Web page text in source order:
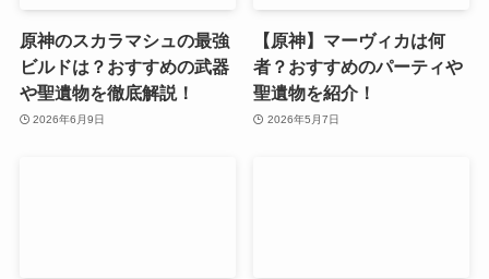
原神のスカラマシュの最強
ビルドは？おすすめの武器
や聖遺物を徹底解説！
2026年6月9日
【原神】マーヴィカは何
者？おすすめのパーティや
聖遺物を紹介！
2026年5月7日